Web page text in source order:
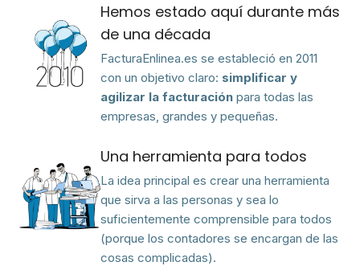
Hemos estado aquí durante más
de una década
FacturaEnlinea.es se estableció en 2011
con un objetivo claro: simplificar y
agilizar la facturación para todas las
empresas, grandes y pequeñas.
Una herramienta para todos
La idea principal es crear una herramienta
que sirva a las personas y sea lo
suficientemente comprensible para todos
(porque los contadores se encargan de las
cosas complicadas).